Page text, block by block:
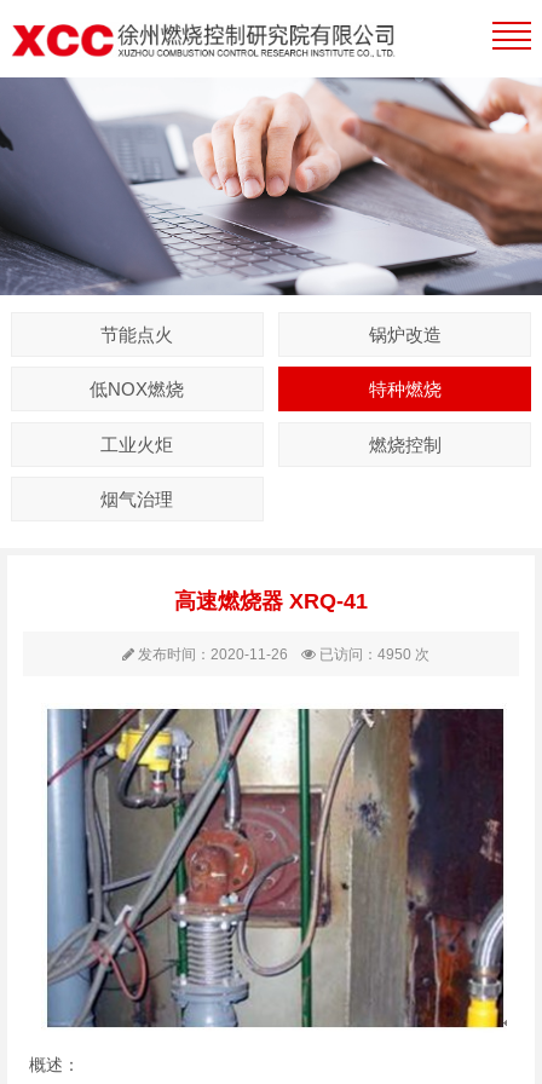
节能点火 锅炉改造
低NOX燃烧 特种燃烧
工业火炬 燃烧控制
烟气治理
高速燃烧器 XRQ-41
发布时间：2020-11-26 已访问：4950 次
概述：